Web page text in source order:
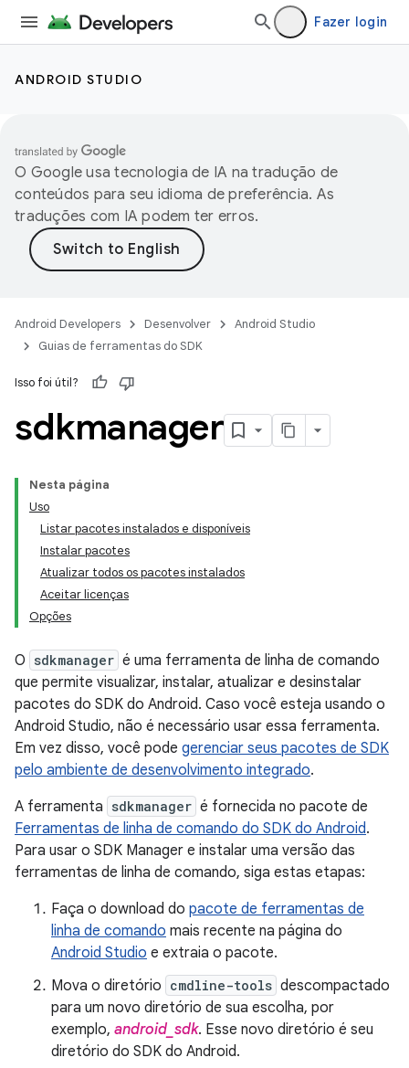
Fazer login
ANDROID STUDIO
O Google usa tecnologia de IA na tradução de
conteúdos para seu idioma de preferência. As
traduções com IA podem ter erros.
Android Developers Desenvolver
Android Studio
Guias de ferramentas do SDK
Isso foi útil?
sdkmanager
Nesta página
Uso
Listar pacotes instalados e disponíveis
Instalar pacotes
Atualizar todos os pacotes instalados
Aceitar licenças
Opções
O sdkmanager é uma ferramenta de linha de comando
que permite visualizar, instalar, atualizar e desinstalar
pacotes do SDK do Android. Caso você esteja usando o
Android Studio, não é necessário usar essa ferramenta.
Em vez disso, você pode gerenciar seus pacotes de SDK
pelo ambiente de desenvolvimento integrado.
A ferramenta sdkmanager é fornecida no pacote de
Ferramentas de linha de comando do SDK do Android.
Para usar o SDK Manager e instalar uma versão das
ferramentas de linha de comando, siga estas etapas:
Faça o download do pacote de ferramentas de
linha de comando mais recente na página do
Android Studio e extraia o pacote.
Mova o diretório cmdline-tools descompactado
para um novo diretório de sua escolha, por
exemplo, android_sdk. Esse novo diretório é seu
diretório do SDK do Android.